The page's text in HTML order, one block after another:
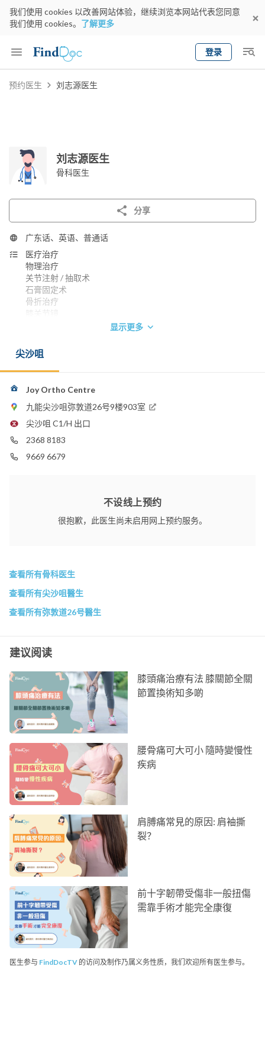
我们使用 cookies 以改善网站体验，继续浏览本网站代表您同意
我们使用 cookies。 了解更多
登录
Keyword
预约医生 刘志源医生
刘志源医生
骨科医生
分享
广东话、英语、普通话
医疗治疗
物理治疗
关节注射 / 抽取术
石膏固定术
骨折治疗
膝关节镜
手术松解
香港外科医学院院士1997
香港骨科医学院院士 2002
香港医学专科学院院士 (骨科) 2002
英国爱丁堡皇家外科医学院骨科院士 2002
电话：
9669 6679
显示更多
尖沙咀
Joy Ortho Centre
九能尖沙咀弥敦道26号9楼903室
尖沙咀 C1/H 出口
2368 8183
9669 6679
不设线上预约
很抱歉，此医生尚未启用网上预约服务。
查看所有骨科医生
查看所有尖沙咀醫生
查看所有弥敦道26号醫生
建议阅读
膝頭痛治療有法 膝關節全關
節置換術知多啲
腰骨痛可大可小 隨時變慢性
疾病
肩膊痛常見的原因: 肩袖撕
裂？
前十字韌帶受傷非一般扭傷
需靠手術才能完全康復
医生参与 FindDocTV 的访问及制作乃属义务性质，我们欢迎所有医生参与。